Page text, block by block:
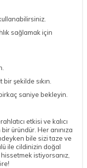
sağlamak için
şekilde sıkın.
saniye bekleyin.
etkisi ve kalıcı
üründür. Her anınıza
bile sizi taze ve
ile cildinizin doğal
istiyorsanız,